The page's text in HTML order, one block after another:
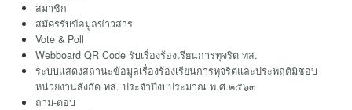
สมาชิก
สมัครรับข้อมูลข่าวสาร
Vote & Poll
Webboard QR Code รับเรื่องร้องเรียนการทุจริต ทส.
ระบบแสดงสถานะข้อมูลเรื่องร้องเรียนการทุจริตและประพฤติมิชอบ
หน่วยงานสังกัด ทส. ประจำปีงบประมาณ พ.ศ.๒๕๖๓
ถาม-ตอบ